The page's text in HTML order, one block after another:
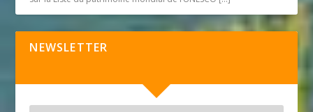
NEWSLETTER